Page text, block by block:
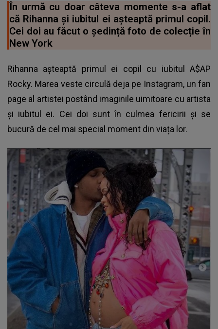
În urmă cu doar câteva momente s-a aflat
că Rihanna și iubitul ei așteaptă primul copil.
Cei doi au făcut o ședință foto de colecție în
New York
Rihanna așteaptă primul ei copil cu iubitul A$AP
Rocky. Marea veste circulă deja pe Instagram, un fan
page al artistei postând imaginile uimitoare cu artista
și iubitul ei. Cei doi sunt în culmea fericirii și se
bucură de cel mai special moment din viața lor.